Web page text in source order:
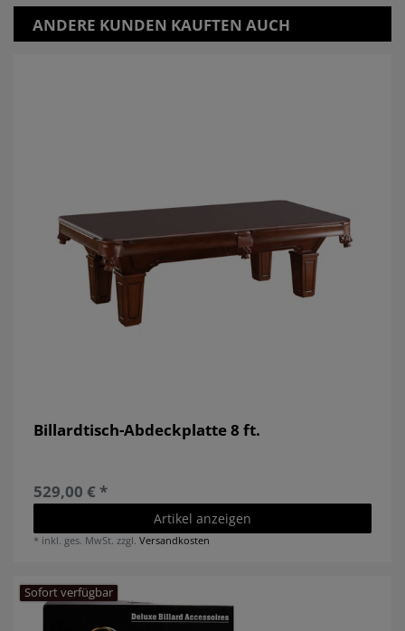
ANDERE KUNDEN KAUFTEN AUCH
Billardtisch-Abdeckplatte 8 ft.
529,00 € *
Artikel anzeigen
* inkl. ges. MwSt. zzgl.Versandkosten
Sofort verfügbar